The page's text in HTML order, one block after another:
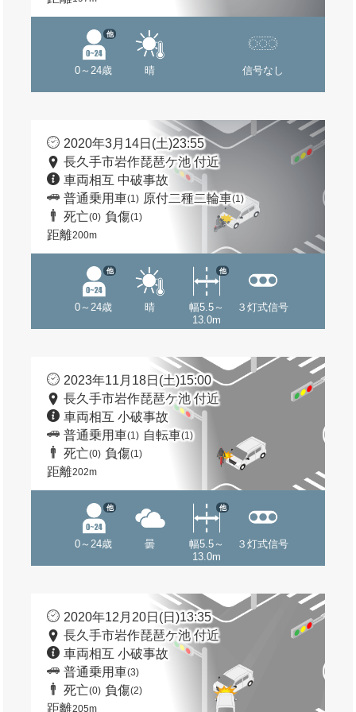
0～24歳
他
晴 信号なし
2020年3月14日(土)23:55
長久手市岩作琵琶ケ池 付近
車両相互 中破事故
普通乗用車(1) 原付二種二輪車(1)
死亡(0) 負傷(1)
距離200m
0～24歳
他
晴
幅5.5～
13.0m
他
３灯式信号
2023年11月18日(土)15:00
長久手市岩作琵琶ケ池 付近
車両相互 小破事故
普通乗用車(1) 自転車(1)
死亡(0) 負傷(1)
距離202m
0～24歳
他
曇
幅5.5～
13.0m
他
３灯式信号
2020年12月20日(日)13:35
長久手市岩作琵琶ケ池 付近
車両相互 小破事故
普通乗用車(3)
死亡(0) 負傷(2)
距離205m